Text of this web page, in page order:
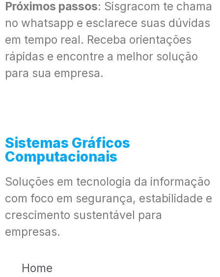
Próximos passos: Sisgracom te chama
no whatsapp e esclarece suas dúvidas
em tempo real. Receba orientações
rápidas e encontre a melhor solução
para sua empresa.
Sistemas Gráficos
Computacionais
Soluções em tecnologia da informação
com foco em segurança, estabilidade e
crescimento sustentável para
empresas.
Home